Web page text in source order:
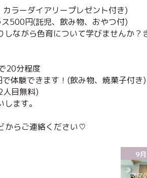
ラーダイアリープレゼント付き)
500円(託児、飲み物、おやつ付)
しながら色育について学びませんか
20分程度
体験できます！(飲み物、焼菓子付き)
目無料)
ます。
からご連絡ください♡